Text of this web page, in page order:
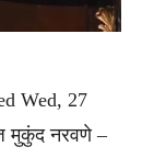
Wed, 27
मुकुंद नरवणे –